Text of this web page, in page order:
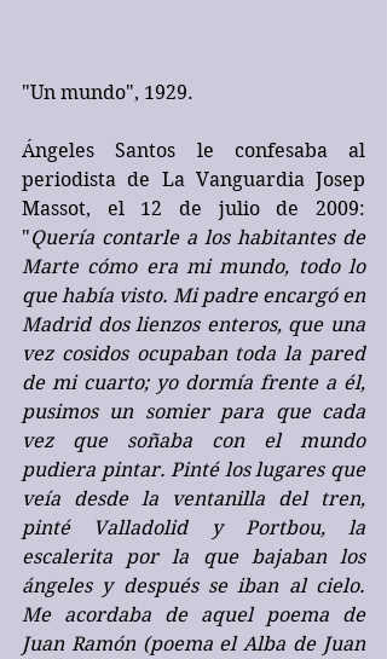
"Un mundo", 1929.
Ángeles Santos le confesaba al
periodista de La Vanguardia Josep
Massot, el 12 de julio de 2009:
"Quería contarle a los habitantes de
Marte cómo era mi mundo, todo lo
que había visto. Mi padre encargó en
Madrid dos lienzos enteros, que una
vez cosidos ocupaban toda la pared
de mi cuarto; yo dormía frente a él,
pusimos un somier para que cada
vez que soñaba con el mundo
pudiera pintar. Pinté los lugares que
veía desde la ventanilla del tren,
pinté Valladolid y Portbou, la
escalerita por la que bajaban los
ángeles y después se iban al cielo.
Me acordaba de aquel poema de
Juan Ramón (poema el Alba de Juan